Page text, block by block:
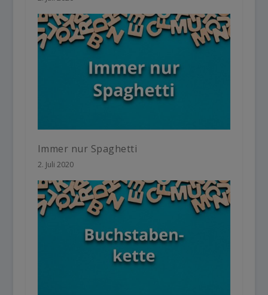
Immer nur Spaghetti
2. Juli 2020